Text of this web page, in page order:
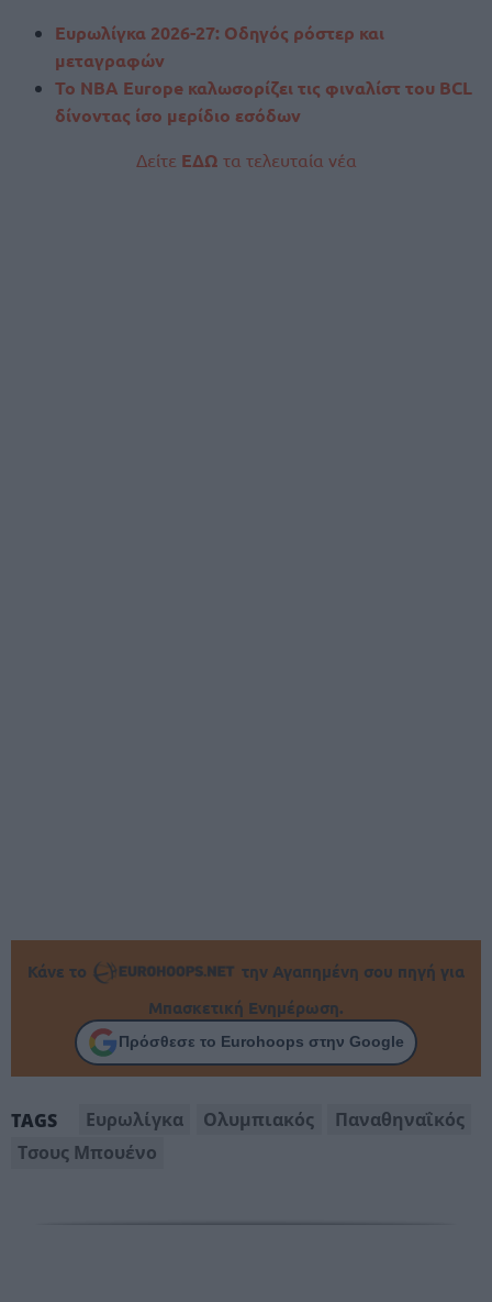
Ευρωλίγκα 2026-27: Οδηγός ρόστερ και
μεταγραφών
To ΝBA Europe καλωσορίζει τις φιναλίστ του BCL
δίνοντας ίσο μερίδιο εσόδων
Δείτε ΕΔΩ τα τελευταία νέα
Κάνε το
την Αγαπημένη σου πηγή για
Μπασκετική Ενημέρωση.
Πρόσθεσε το Eurohoops στην Google
TAGS Ευρωλίγκα Ολυμπιακός
Παναθηναΐκός
Τσους Μπουένο